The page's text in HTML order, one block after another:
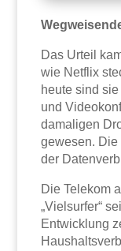
Das Urteil
wie Netflix
heute sind
und
damaligen
gewesen. Die
der
Die Telekom
„Vielsurfer“
Entwicklung